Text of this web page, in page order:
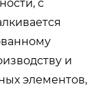
с
и
элементов,